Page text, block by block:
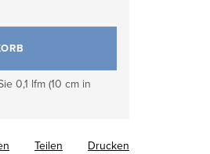
0,1 lfm (10 cm in
Drucken
Teilen